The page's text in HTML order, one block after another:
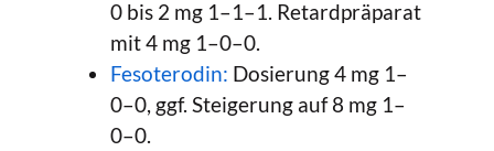
0 bis 2 mg 1–1–1. Retardpräparat
mit 4 mg 1–0–0.
Fesoterodin: Dosierung 4 mg 1–
0–0, ggf. Steigerung auf 8 mg 1–
0–0.